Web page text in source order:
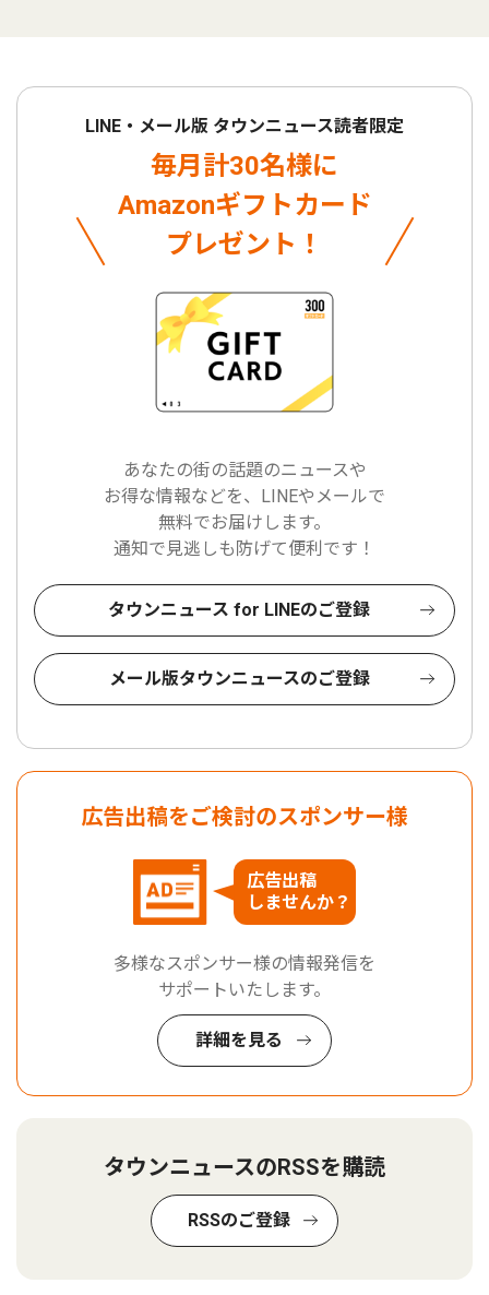
LINE・メール版 タウンニュース読者限定
毎月計30名様に
Amazonギフトカード
プレゼント！
あなたの街の話題のニュースや
お得な情報などを、LINEやメールで
無料でお届けします。
通知で見逃しも防げて便利です！
タウンニュース for LINEのご登録
メール版タウンニュースのご登録
広告出稿をご検討のスポンサー様
広告出稿
しませんか？
多様なスポンサー様の情報発信を
サポートいたします。
詳細を見る
タウンニュースのRSSを購読
RSSのご登録